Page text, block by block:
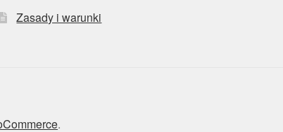
Zasady i warunki
.